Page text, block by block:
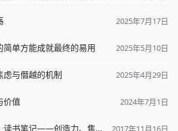
2025年7月17日
单方能成就最终的易用 2025年5月10日
虑与僭越的机制 2025年4月29日
价值 2024年7月1日
《心理学与人类困境》读书笔记——创造力、焦虑、自由谈 2017年11月16日